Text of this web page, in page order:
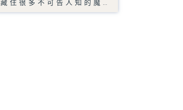
藏住很多不可告人知的魔…